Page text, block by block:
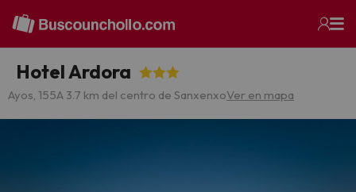
Hotel Ardora
Ayos, 155A 3.7 km del centro de SanxenxoVer en mapa